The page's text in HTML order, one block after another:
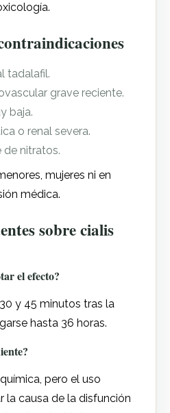
tadalafil.
grave reciente.
baja.
o renal severa.
nitratos.
mujeres ni en
médica.
sobre cialis
el efecto?
y 45 minutos tras la
hasta 36 horas.
pero el uso
la causa de la disfunción